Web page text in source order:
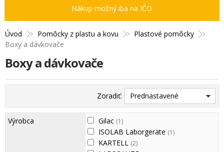
Úvod Pomôcky z plastu a kovu
Plastové pomôcky
Boxy a dávkovače
Boxy a dávkovače
Zoradiť: Prednastavené
Výrobca Gilac (1)
ISOLAB Laborgeräte (1)
KARTELL (2)
Nákup možný iba na IČO